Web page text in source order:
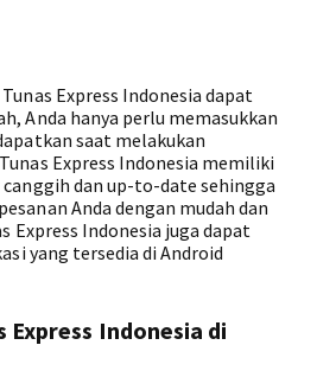
Express Indonesia dapat
Anda hanya perlu memasukkan
saat melakukan
Express Indonesia memiliki
dan up-to-date sehingga
Anda dengan mudah dan
Express Indonesia juga dapat
yang tersedia di Android
Express Indonesia di